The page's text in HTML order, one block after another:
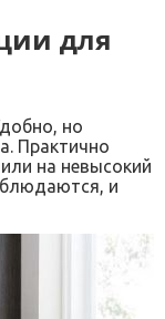
для
но
Практично
на невысокий
и